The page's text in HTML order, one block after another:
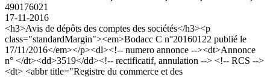
490176021
17-11-2016
<h3>Avis de dépôts des comptes des sociétés</h3><p
class="standardMargin"><em>Bodacc C n°20160122 publié le
17/11/2016</em></p><dl><!-- numero annonce --><dt>Annonce
n° </dt><dd>3519</dd><!-- rectificatif, annulation --> <!-- RCS -->
<dt> <abbr title="Registre du commerce et des